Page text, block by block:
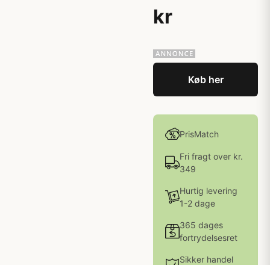
kr
Køb her
PrisMatch
Fri fragt over kr.
349
Hurtig levering
1-2 dage
365 dages
fortrydelsesret
Sikker handel